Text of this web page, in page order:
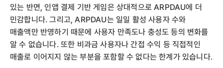
있는 반면, 인앱 결제 기반 게임은 상대적으로 ARPDAU에 더
민감합니다. 그리고, ARPDAU는 일일 활성 사용자 수와
매출액만 반영하기 때문에 사용자 만족도나 충성도 등의 변화를
알 수 없습니다. 또한 비과금 사용자나 간접 수익 등 직접적인
매출로 이어지지 않는 부분을 포함할 수 없다는 한계가 있습니다.